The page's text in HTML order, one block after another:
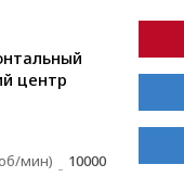
центр
мин)
10000